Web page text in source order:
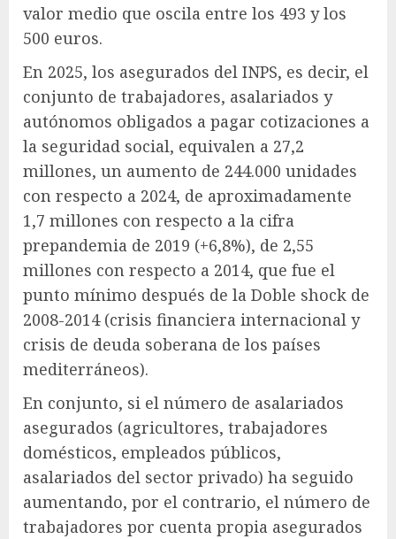
valor medio que oscila entre los 493 y los
500 euros.
En 2025, los asegurados del INPS, es decir, el
conjunto de trabajadores, asalariados y
autónomos obligados a pagar cotizaciones a
la seguridad social, equivalen a 27,2
millones, un aumento de 244.000 unidades
con respecto a 2024, de aproximadamente
1,7 millones con respecto a la cifra
prepandemia de 2019 (+6,8%), de 2,55
millones con respecto a 2014, que fue el
punto mínimo después de la Doble shock de
2008-2014 (crisis financiera internacional y
crisis de deuda soberana de los países
mediterráneos).
En conjunto, si el número de asalariados
asegurados (agricultores, trabajadores
domésticos, empleados públicos,
asalariados del sector privado) ha seguido
aumentando, por el contrario, el número de
trabajadores por cuenta propia asegurados